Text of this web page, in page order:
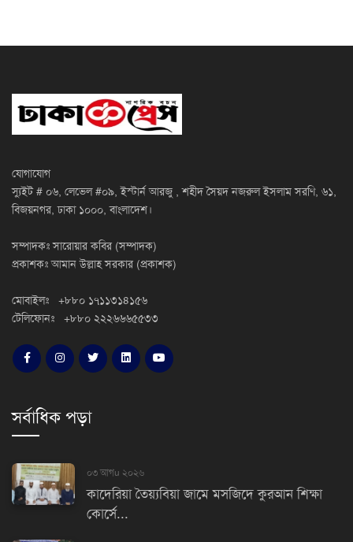
যোগাযোগ
স্যুইট # ০৬, লেভেল #০৯, ইস্টার্ন আরজু , শহীদ সৈয়দ নজরুল ইসলাম সরণি, ৬১,
বিজয়নগর, ঢাকা ১০০০, বাংলাদেশ।
সম্পাদকঃ সারোয়ার কবির (সম্পাদক)
প্রকাশকঃ আমান উল্লাহ সরকার (প্রকাশক)
মোবাইলঃ +৮৮০ ১৭১১৩১৪১৫৬
টেলিফোনঃ +৮৮০ ২২২৬৬৬৫৫৩৩
সর্বাধিক পড়া
০৩ আগu ২০২৬
কাদেরিয়া তৈয়্যবিয়া জামে মসজিদে কুরআন শিক্ষা
কোর্সে...